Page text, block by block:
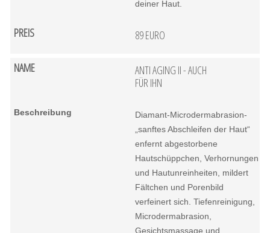
deiner Haut.
89 EURO
ANTI AGING II - AUCH
FÜR IHN
Diamant-Microdermabrasion-
„sanftes Abschleifen der Haut“
enfernt abgestorbene
Hautschüppchen, Verhornungen
und Hautunreinheiten, mildert
Fältchen und Porenbild
verfeinert sich. Tiefenreinigung,
Microdermabrasion,
Gesichtsmassage und